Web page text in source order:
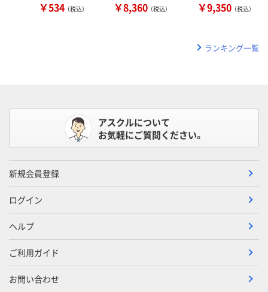
￥534 （税込） ￥8,360 （税込） ￥9,350 （税込）
ランキング一覧
アスクルについて
お気軽にご質問ください。
新規会員登録
ログイン
ヘルプ
ご利用ガイド
お問い合わせ